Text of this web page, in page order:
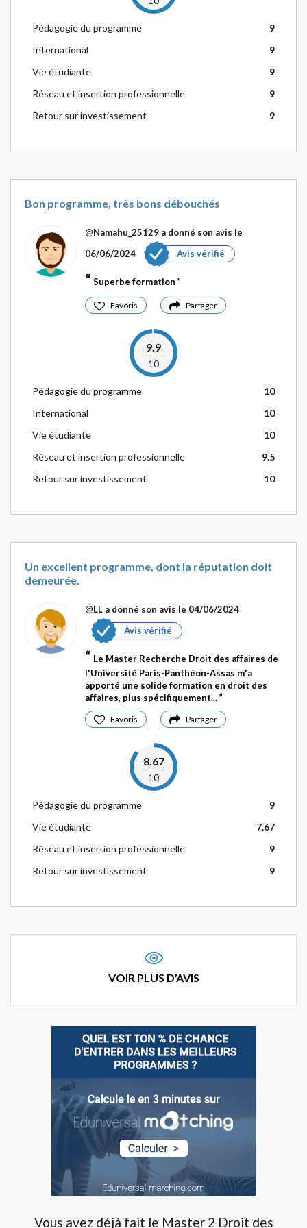
Pédagogie du programme
9
International
9
Vie étudiante
9
Réseau et insertion professionnelle
9
Retour sur investissement
9
Bon programme, très bons débouchés
@Namahu_25129 a donné son avis le
06/06/2024
Avis vérifié
Superbe formation
Favoris Partager
9.9
10
Pédagogie du programme
10
International
10
Vie étudiante
10
Réseau et insertion professionnelle
9.5
Retour sur investissement
10
Un excellent programme, dont la réputation doit
demeurée.
@LL a donné son avis le 04/06/2024
Avis vérifié
Le Master Recherche Droit des affaires de
l'Université Paris-Panthéon-Assas m'a
apporté une solide formation en droit des
affaires, plus spécifiquement...
Favoris Partager
8.67
10
Pédagogie du programme
9
Vie étudiante
7.67
Réseau et insertion professionnelle
9
Retour sur investissement
9
VOIR PLUS D’AVIS
Vous avez déjà fait le Master 2 Droit des